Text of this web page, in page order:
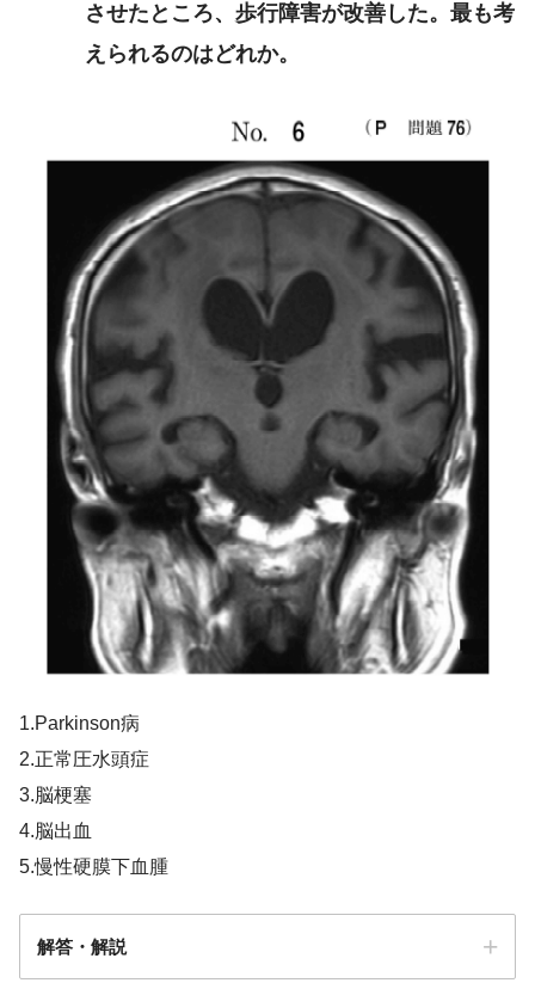
させたところ、歩行障害が改善した。最も考
えられるのはどれか。
1.Parkinson病
2.正常圧水頭症
3.脳梗塞
4.脳出血
5.慢性硬膜下血腫
解答・解説